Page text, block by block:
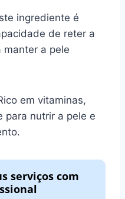
ingrediente é
de reter a
manter a pele
em vitaminas,
para nutrir a pele e
serviços com